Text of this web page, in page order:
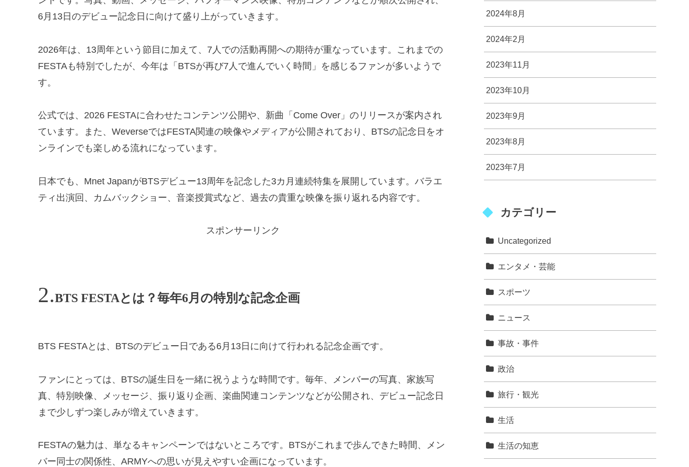
6月13日のデビュー記念日に向けて盛り上がっていきます。
2026年は、13周年という節目に加えて、7人での活動再開への期待が重なっています。これまでの
FESTAも特別でしたが、今年は「BTSが再び7人で進んでいく時間」を感じるファンが多いようで
す。
公式では、2026 FESTAに合わせたコンテンツ公開や、新曲「Come Over」のリリースが案内され
ています。また、WeverseではFESTA関連の映像やメディアが公開されており、BTSの記念日をオ
ンラインでも楽しめる流れになっています。
日本でも、Mnet JapanがBTSデビュー13周年を記念した3カ月連続特集を展開しています。バラエ
ティ出演回、カムバックショー、音楽授賞式など、過去の貴重な映像を振り返れる内容です。
スポンサーリンク
BTS FESTAとは？毎年6月の特別な記念企画
BTS FESTAとは、BTSのデビュー日である6月13日に向けて行われる記念企画です。
ファンにとっては、BTSの誕生日を一緒に祝うような時間です。毎年、メンバーの写真、家族写
真、特別映像、メッセージ、振り返り企画、楽曲関連コンテンツなどが公開され、デビュー記念日
まで少しずつ楽しみが増えていきます。
FESTAの魅力は、単なるキャンペーンではないところです。BTSがこれまで歩んできた時間、メン
バー同士の関係性、ARMYへの思いが見えやすい企画になっています。
2024年8月
2024年2月
2023年11月
2023年10月
2023年9月
2023年8月
2023年7月
カテゴリー
Uncategorized
エンタメ・芸能
スポーツ
ニュース
事故・事件
政治
旅行・観光
生活
生活の知恵